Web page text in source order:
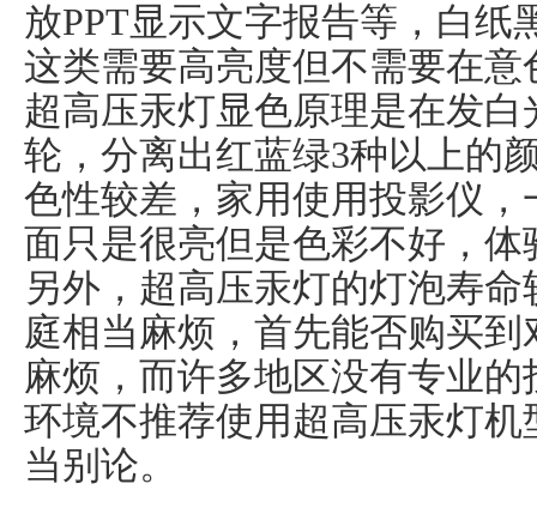
放PPT显示文字报告等，白纸
这类需要高亮度但不需要在
超高压汞灯显色原理是在发
轮，分离出红蓝绿3种以上的
色性较差，家用使用投影仪
面只是很亮但是色彩不好，体
另外，超高压汞灯的灯泡寿
庭相当麻烦，首先能否购买
麻烦，而许多地区没有专业
环境不推荐使用超高压汞灯
当别论。